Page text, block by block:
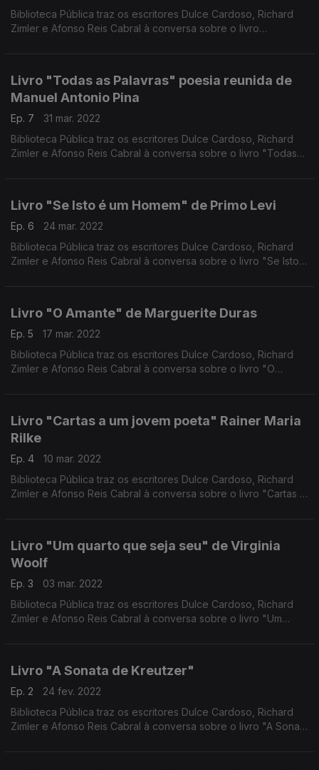
Biblioteca Pública traz os escritores Dulce Cardoso, Richard
Zimler e Afonso Reis Cabral à conversa sobre o livro
Livro "Todas as Palavras" poesia reunida de
Manuel Antonio Pina
Ep. 7
31 mar. 2022
Biblioteca Pública traz os escritores Dulce Cardoso, Richard
Zimler e Afonso Reis Cabral à conversa sobre o livro "Todas
Livro "Se Isto é um Homem" de Primo Levi
Ep. 6
24 mar. 2022
Biblioteca Pública traz os escritores Dulce Cardoso, Richard
Zimler e Afonso Reis Cabral à conversa sobre o livro "Se Isto é
Livro "O Amante" de Marguerite Duras
Ep. 5
17 mar. 2022
Biblioteca Pública traz os escritores Dulce Cardoso, Richard
Zimler e Afonso Reis Cabral à conversa sobre o livro "O
Livro "Cartas a um jovem poeta" Rainer Maria
Rilke
Ep. 4
10 mar. 2022
Biblioteca Pública traz os escritores Dulce Cardoso, Richard
Zimler e Afonso Reis Cabral à conversa sobre o livro "Cartas a
Livro "Um quarto que seja seu" de Virginia
Woolf
Ep. 3
03 mar. 2022
Biblioteca Pública traz os escritores Dulce Cardoso, Richard
Zimler e Afonso Reis Cabral à conversa sobre o livro "Um
Livro "A Sonata de Kreutzer"
Ep. 2
24 fev. 2022
Biblioteca Pública traz os escritores Dulce Cardoso, Richard
Zimler e Afonso Reis Cabral à conversa sobre o livro "A Sonata